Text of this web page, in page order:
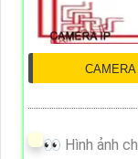
️👀 Hình ảnh